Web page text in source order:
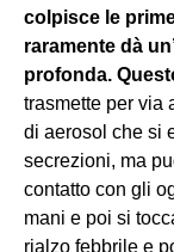
colpisce le
raramente dà
profonda.
trasmette per via
di aerosol che si
secrezioni, ma
contatto con gli
mani e poi si
rialzo febbrile e